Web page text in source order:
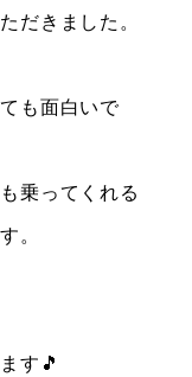
ス
ッスン
だきました。
も面白いで
乗ってくれる
。
す🎵